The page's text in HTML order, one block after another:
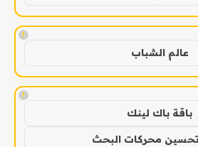
!
عالم الشباب
!
باقة باك لينك
محركات البحث